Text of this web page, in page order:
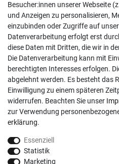
Mo-Fr, 9:00 - 18:00 Uhr
Sa, 9:00 - 13:00 Uhr
Kundenkonto
Registrieren
Login
Hilfe
Informationen
Impressum
Datenschutzerklärung
Besucher:innen unserer Webseite
und Anzeigen zu personalisieren,
einzubinden oder Zugriffe auf
Datenverarbeitung erfolgt erst
diese Daten mit Dritten, die wir in
Die Datenverarbeitung kann mit
berechtigten Interesses erfolgen.
abgelehnt werden. Es besteht das
Einwilligung zu einem späteren
widerrufen. Beachten Sie unser
zur Verwendung
erklärung.
Essenziell
Statistik
Marketing